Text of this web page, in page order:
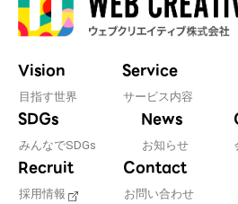
Vision
目指す世界
Service
サービス内容
SDGs
みんなでSDGs
News
お知らせ
Recruit
採用情報
Contact
お問い合わせ